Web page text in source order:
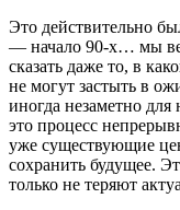
Это действительно
— начало 90-х… мы
сказать даже то, в
не могут застыть в
иногда незаметно
это процесс
уже существующие
сохранить будущее.
только не теряют